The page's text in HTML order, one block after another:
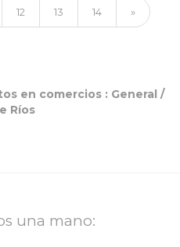
12 13 14 »
en comercios : General /
Ríos
una mano: